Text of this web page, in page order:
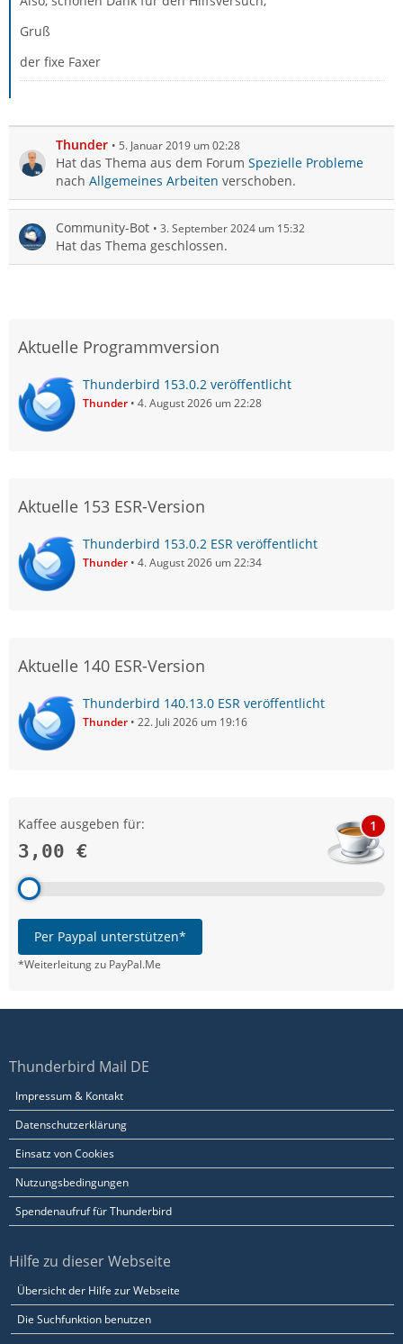
Gruß
der fixe Faxer
Thunder 5. Januar 2019 um 02:28
Hat das Thema aus dem Forum Spezielle Probleme
nach Allgemeines Arbeiten verschoben.
Community-Bot 3. September 2024 um 15:32
Hat das Thema geschlossen.
Aktuelle Programmversion
Thunderbird 153.0.2 veröffentlicht
Thunder 4. August 2026 um 22:28
Aktuelle 153 ESR-Version
Thunderbird 153.0.2 ESR veröffentlicht
Thunder 4. August 2026 um 22:34
Aktuelle 140 ESR-Version
Thunderbird 140.13.0 ESR veröffentlicht
Thunder 22. Juli 2026 um 19:16
Kaffee ausgeben für:
3,00 €
1
Per Paypal unterstützen*
*Weiterleitung zu PayPal.Me
Thunderbird Mail DE
Impressum & Kontakt
Datenschutzerklärung
Einsatz von Cookies
Nutzungsbedingungen
Spendenaufruf für Thunderbird
Hilfe zu dieser Webseite
Übersicht der Hilfe zur Webseite
Die Suchfunktion benutzen